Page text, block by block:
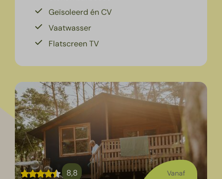
Geïsoleerd én CV
Vaatwasser
Flatscreen TV
8,8 Vanaf